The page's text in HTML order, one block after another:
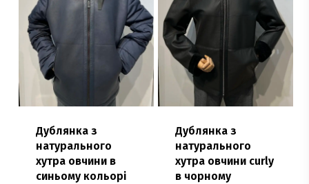
Дублянка з
натурального
хутра овчини в
синьому кольорі
Дублянка з
натурального
хутра овчини curly
в чорному